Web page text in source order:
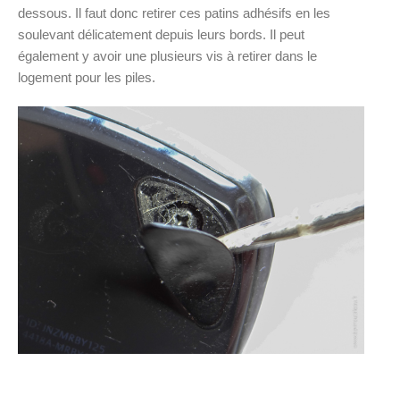
dessous. Il faut donc retirer ces patins adhésifs en les
soulevant délicatement depuis leurs bords. Il peut
également y avoir une plusieurs vis à retirer dans le
logement pour les piles.